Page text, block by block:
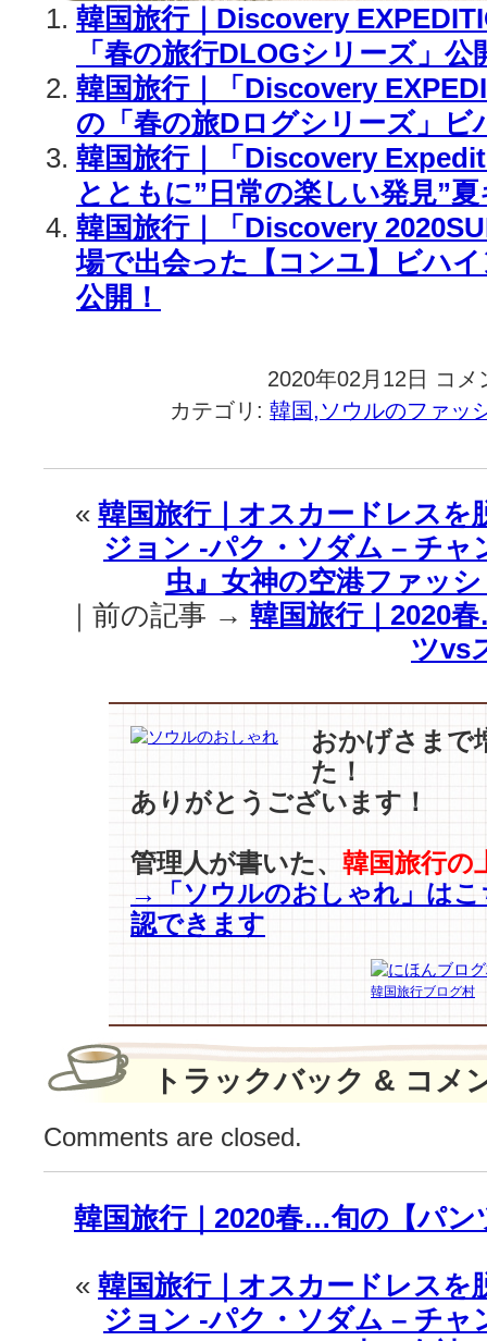
韓国旅行｜Discovery
「春の旅行DLOGシリーズ」公
韓国旅行｜「Discovery
の「春の旅Dログシリーズ」ビ
韓国旅行｜「Discovery
とともに”日常の楽しい発見”
韓国旅行｜「Discovery
場で出会った【コンユ】ビハ
公開！
2020年02月12日
韓
旅
｜
ン
ユ】
と
一
緒
に、
コ
レ
ク
公
開
♪
コメ
カテゴリ: 韓国,ソウルのファッ
« 韓国旅行｜オスカードレス
ジョン -パク・ソダム – チャ
虫』女神の空港ファッ
｜前の記事 → 韓国旅行｜2020
ツvs
おかげさまで
た！
ありがとうございます！
管理人が書いた、 韓国旅行の
→「ソウルのおしゃれ」はこ
認できます
韓国旅行ブログ村
トラックバック & コメ
Comments are closed.
韓国旅行｜2020春…旬の【パ
« 韓国旅行｜オスカードレス
ジョン -パク・ソダム – チャ